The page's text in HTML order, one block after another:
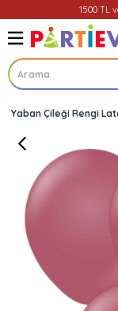
1500 TL
Yaban Çileği Rengi